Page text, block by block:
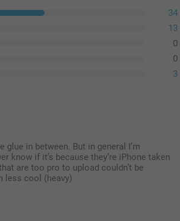
34
13
0
0
3
in between. But in general I’m
know if it’s because they’re iPhone taken
are too pro to upload couldn’t be
less cool (heavy)